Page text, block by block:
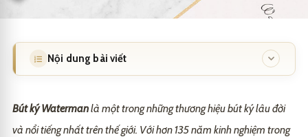
Nội dung bài viết
1. Waterman Expert
Bút ký Watermanlà một trong những thương hiệu bút ký lâu đời
và nổi tiếng nhất trên thế giới. Với hơn 135 năm kinh nghiệm trong